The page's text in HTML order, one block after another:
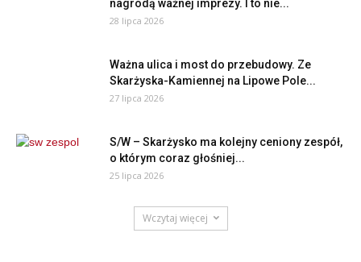
nagrodą ważnej imprezy. I to nie...
28 lipca 2026
Ważna ulica i most do przebudowy. Ze
Skarżyska-Kamiennej na Lipowe Pole...
27 lipca 2026
S/W – Skarżysko ma kolejny ceniony zespół,
o którym coraz głośniej...
25 lipca 2026
Wczytaj więcej